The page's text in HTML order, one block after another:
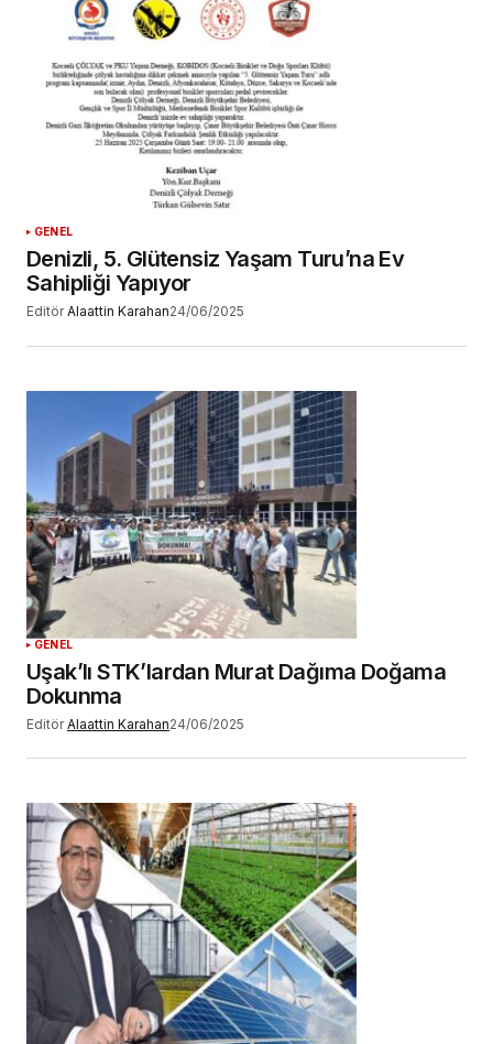
GENEL
Denizli, 5. Glütensiz Yaşam Turu’na Ev
Sahipliği Yapıyor
Editör Alaattin Karahan24/06/2025
GENEL
Uşak’lı STK’lardan Murat Dağıma Doğama
Dokunma
Editör Alaattin Karahan24/06/2025